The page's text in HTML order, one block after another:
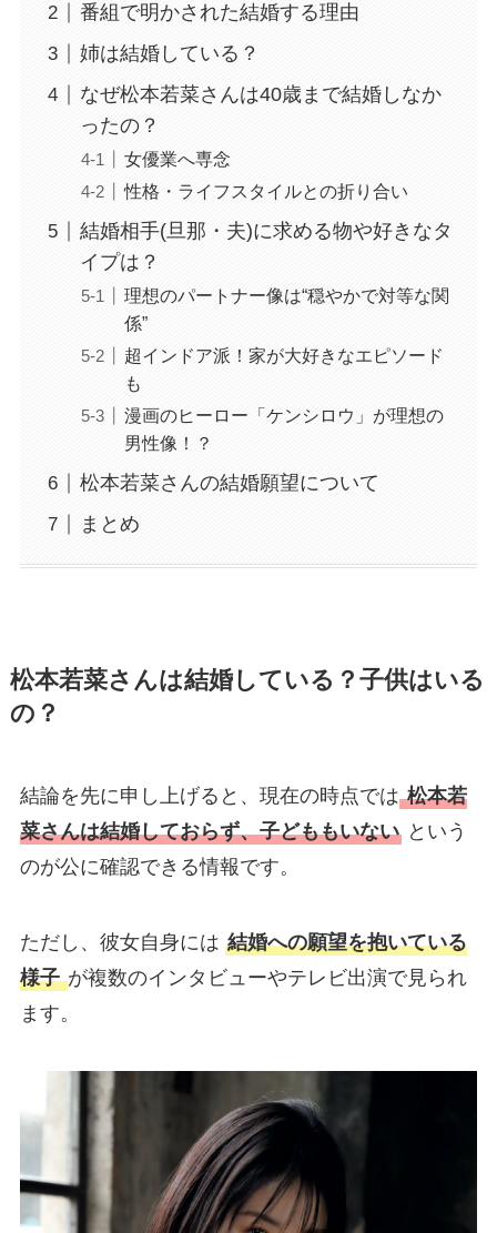
番組で明かされた結婚する理由
姉は結婚している？
なぜ松本若菜さんは40歳まで結婚しなか
ったの？
女優業へ専念
性格・ライフスタイルとの折り合い
結婚相手(旦那・夫)に求める物や好きなタ
イプは？
理想のパートナー像は“穏やかで対等な関
係”
超インドア派！家が大好きなエピソード
も
漫画のヒーロー「ケンシロウ」が理想の
男性像！？
松本若菜さんの結婚願望について
まとめ
松本若菜さんは結婚している？子供はいる
の？
結論を先に申し上げると、現在の時点では 松本若
菜さんは結婚しておらず、子どももいないという
のが公に確認できる情報です。
ただし、彼女自身には 結婚への願望を抱いている
様子が複数のインタビューやテレビ出演で見られ
ます。